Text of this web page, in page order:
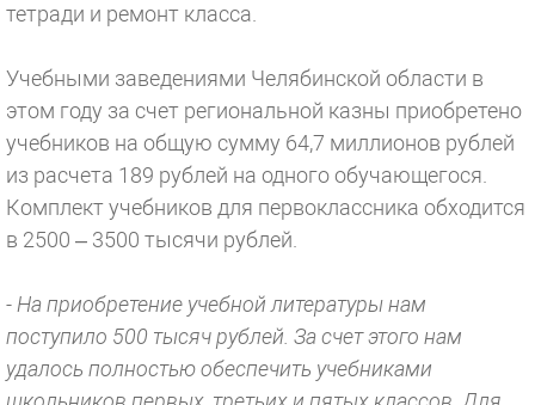
тетради и ремонт класса.
Учебными заведениями Челябинской области в
этом году за счет региональной казны приобретено
учебников на общую сумму 64,7 миллионов рублей
из расчета 189 рублей на одного обучающегося.
Комплект учебников для первоклассника обходится
в 2500 – 3500 тысячи рублей.
- На приобретение учебной литературы нам
поступило 500 тысяч рублей. За счет этого нам
удалось полностью обеспечить учебниками